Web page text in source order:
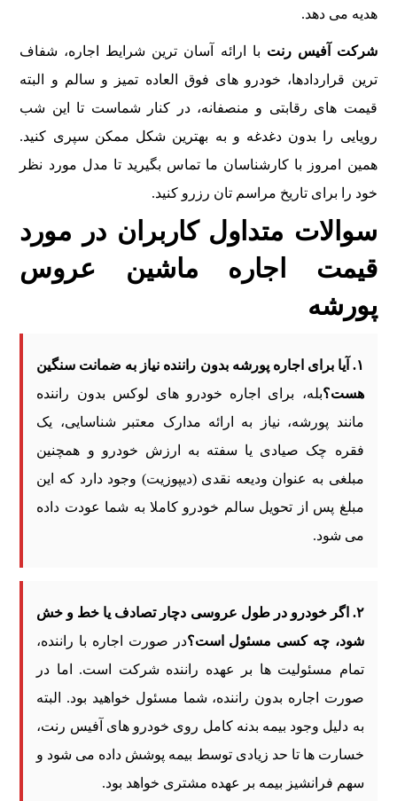
هدیه می دهد.
شرکت آفیس رنت با ارائه آسان ترین شرایط اجاره، شفاف
ترین قراردادها، خودرو های فوق العاده تمیز و سالم و البته
قیمت های رقابتی و منصفانه، در کنار شماست تا این شب
رویایی را بدون دغدغه و به بهترین شکل ممکن سپری کنید.
همین امروز با کارشناسان ما تماس بگیرید تا مدل مورد نظر
خود را برای تاریخ مراسم تان رزرو کنید.
سوالات متداول کاربران در مورد
قیمت اجاره ماشین عروس
پورشه
۱. آیا برای اجاره پورشه بدون راننده نیاز به ضمانت سنگین
هست؟بله، برای اجاره خودرو های لوکس بدون راننده
مانند پورشه، نیاز به ارائه مدارک معتبر شناسایی، یک
فقره چک صیادی یا سفته به ارزش خودرو و همچنین
مبلغی به عنوان ودیعه نقدی (دیپوزیت) وجود دارد که این
مبلغ پس از تحویل سالم خودرو کاملا به شما عودت داده
می شود.
۲. اگر خودرو در طول عروسی دچار تصادف یا خط و خش
شود، چه کسی مسئول است؟در صورت اجاره با راننده،
تمام مسئولیت ها بر عهده راننده شرکت است. اما در
صورت اجاره بدون راننده، شما مسئول خواهید بود. البته
به دلیل وجود بیمه بدنه کامل روی خودرو های آفیس رنت،
خسارت ها تا حد زیادی توسط بیمه پوشش داده می شود و
سهم فرانشیز بیمه بر عهده مشتری خواهد بود.